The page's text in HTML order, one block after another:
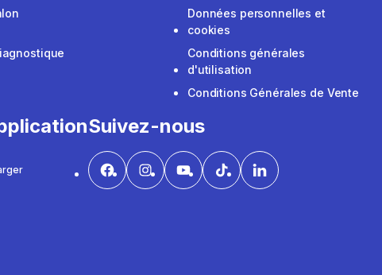
Données personnelles et
cookies
Conditions générales
d'utilisation
Conditions Générales de Vente
Suivez-nous